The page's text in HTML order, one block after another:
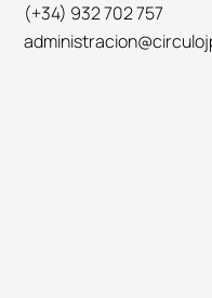
(+34) 932 702 757